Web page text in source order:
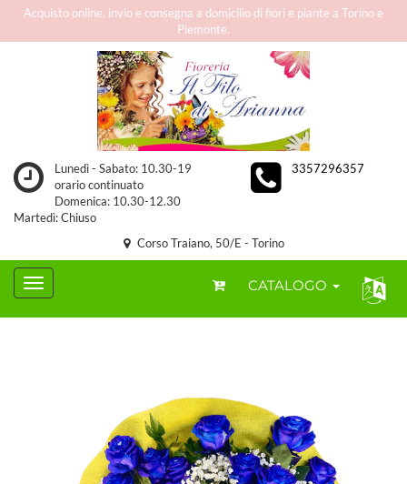
Acquisto online, invio e consegna a domicilio di fiori e piante a Torino e
Piemonte.
Lunedì - Sabato: 10.30-19
orario continuato
Domenica: 10.30-12.30
Martedì: Chiuso
3357296357
Corso Traiano, 50/E - Torino
CATALOGO